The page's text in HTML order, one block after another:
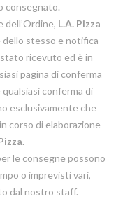
consegnato.
dell’Ordine, L.A. Pizza
dello stesso e notifica
ricevuto ed è in
pagina di conferma
conferma di
esclusivamente che
corso di elaborazione
.
le consegne possono
o imprevisti vari,
dal nostro staff.